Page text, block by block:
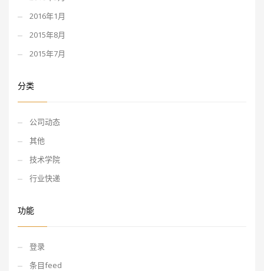
2016年1月
2015年8月
2015年7月
分类
公司动态
其他
技术学院
行业快递
功能
登录
条目feed